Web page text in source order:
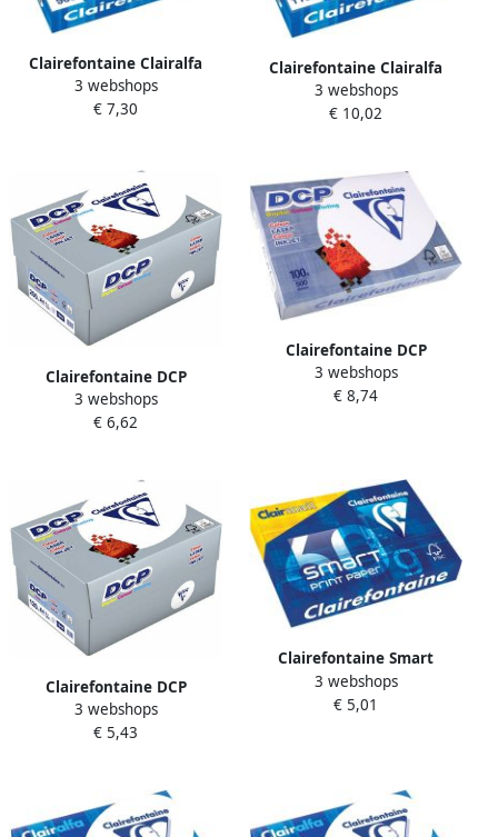
Clairefontaine Clairalfa
presentatiepapier A4 90 g
pak van 500 vel
3 webshops
€ 7,30
Clairefontaine Clairalfa
presentatiepapier A4 110 g
pak van 500 vel
3 webshops
€ 10,02
Clairefontaine DCP
presentatiepapier A4 250 g
pak van 125 vel
3 webshops
€ 6,62
Clairefontaine DCP
presentatiepapier A4 100 g
pak van 500 vel
3 webshops
€ 8,74
Clairefontaine DCP
presentatiepapier A4 120 g
pak van 250 vel
3 webshops
€ 5,43
Clairefontaine Smart
Printing printpapier ft A4
60 g pak van 500 vel
3 webshops
€ 5,01